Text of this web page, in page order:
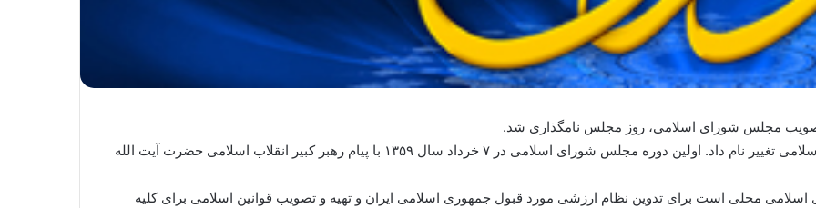
پس از انقلاب، مجلس شورای ملی به مجلس شورای اسلامی تغییر نام داد. اولین دوره مجلس شورای اسلامی در ۷ خرداد سال ۱۳۵۹ با پیام رهبر کبیر انقلاب اسلامی حضرت آیت الله
محلی است برای تدوین نظام ارزشی مورد قبول جمهوری اسلامی ایران و تهیه و تصویب قوانین اسلامی برای کلیه